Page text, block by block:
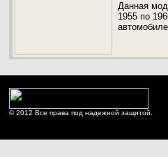
Данная
1955 по
© 2012 Все права под надежной защитой.